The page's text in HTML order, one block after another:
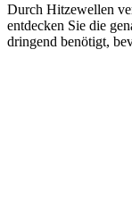
Durch Hitzewellen
entdecken Sie die
dringend benötigt,